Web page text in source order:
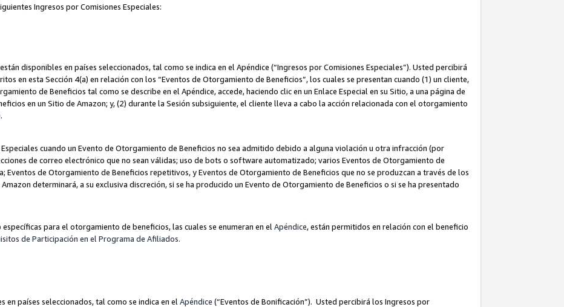
Ingresos por Comisiones Especiales:
disponibles en países seleccionados, tal como se indica en el Apéndice (“Ingresos por Comisiones Especiales”). Usted percibirá
en esta Sección 4(a) en relación con los “Eventos de Otorgamiento de Beneficios”, los cuales se presentan cuando (1) un cliente,
de Beneficios tal como se describe en el Apéndice, accede, haciendo clic en un Enlace Especial en su Sitio, a una página de
en un Sitio de Amazon; y, (2) durante la Sesión subsiguiente, el cliente lleva a cabo la acción relacionada con el otorgamiento
.
cuando un Evento de Otorgamiento de Beneficios no sea admitido debido a alguna violación u otra infracción (por
de correo electrónico que no sean válidas; uso de bots o software automatizado; varios Eventos de Otorgamiento de
Eventos de Otorgamiento de Beneficios repetitivos, y Eventos de Otorgamiento de Beneficios que no se produzcan a través de los
Amazon determinará, a su exclusiva discreción, si se ha producido un Evento de Otorgamiento de Beneficios o si se ha presentado
específicas para el otorgamiento de beneficios, las cuales se enumeran en el Apéndice, están permitidos en relación con el beneficio
de Participación en el Programa de Afiliados.
en países seleccionados, tal como se indica en el Apéndice (“Eventos de Bonificación”). Usted percibirá los Ingresos por